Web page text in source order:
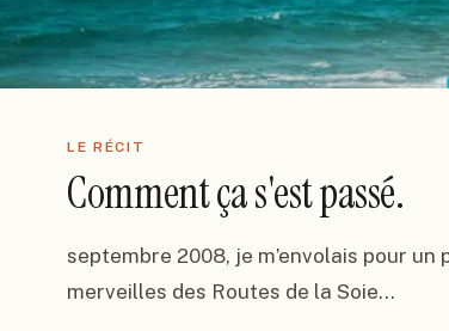
LE RÉCIT
Comment ça s'est passé.
septembre 2008, je m’envolais pour un
merveilles des Routes de la Soie…